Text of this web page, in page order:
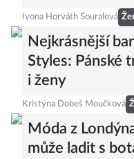
Ivona Horváth Souralová
Nejkrásnější
Styles: Pánské
i ženy
Kristýna Dobeš Moučková
Móda z
může ladit s